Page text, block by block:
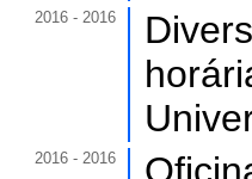
2016 - 2016
2016 - 2016